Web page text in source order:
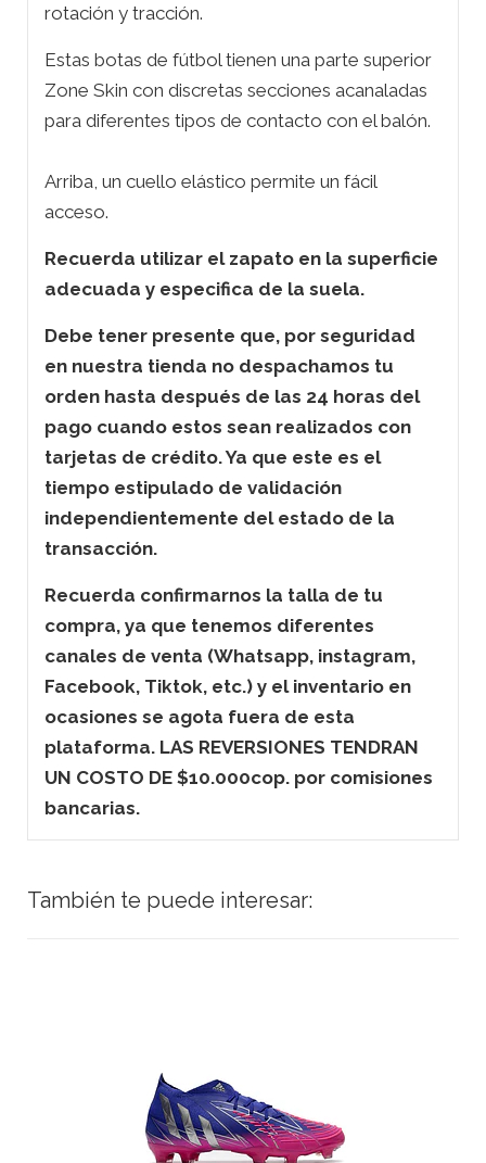
rotación y tracción.
Estas botas de fútbol tienen una parte superior
Zone Skin con discretas secciones acanaladas
para diferentes tipos de contacto con el balón.
Arriba, un cuello elástico permite un fácil
acceso.
Recuerda utilizar el zapato en la superficie
adecuada y especifica de la suela.
Debe tener presente que, por seguridad
en nuestra tienda no despachamos tu
orden hasta después de las 24 horas del
pago cuando estos sean realizados con
tarjetas de crédito. Ya que este es el
tiempo estipulado de validación
independientemente del estado de la
transacción.
Recuerda confirmarnos la talla de tu
compra, ya que tenemos diferentes
canales de venta (Whatsapp, instagram,
Facebook, Tiktok, etc.) y el inventario en
ocasiones se agota fuera de esta
plataforma. LAS REVERSIONES TENDRAN
UN COSTO DE $10.000cop. por comisiones
bancarias.
También te puede interesar: